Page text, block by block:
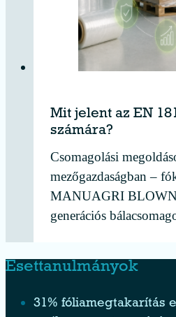
Mit jelent az EN
számára?
Csomagolási
mezőgazdaságban –
MANUAGRI BLOWN
generációs
Esettanulmányok
31% fóliamegtakarítás